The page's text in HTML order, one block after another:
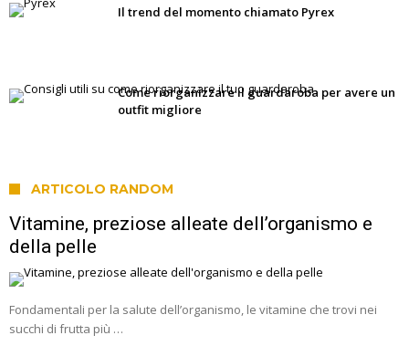
Il trend del momento chiamato Pyrex
Come riorganizzare il guardaroba per avere un
outfit migliore
ARTICOLO RANDOM
Vitamine, preziose alleate dell’organismo e
della pelle
Fondamentali per la salute dell’organismo, le vitamine che trovi nei
succhi di frutta più …